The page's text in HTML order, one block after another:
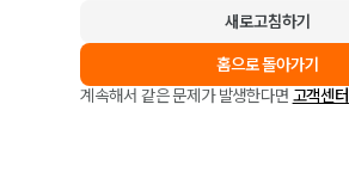
새로고침하기
홈으로 돌아가기
계속해서 같은 문제가 발생한다면 고객센터